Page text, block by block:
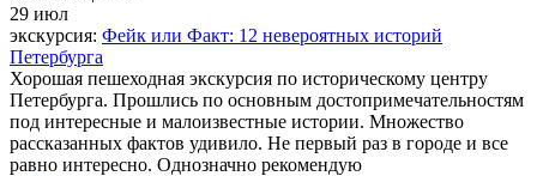
29 июл
экскурсия: Фейк или Факт: 12 невероятных историй
Петербурга
Хорошая пешеходная экскурсия по историческому центру
Петербурга. Прошлись по основным достопримечательностям
под интересные и малоизвестные истории. Множество
рассказанных фактов удивило. Не первый раз в городе и все
равно интересно. Однозначно рекомендую